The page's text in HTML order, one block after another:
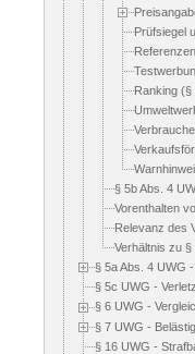
Prüfsiegel
Referenzen
Ranking (§
§ 5b Abs. 4
Vorenthalten
Relevanz des
Verhältnis zu §
§ 5a Abs. 4 UWG
§ 5c UWG -
§ 6 UWG -
§ 7 UWG -
§ 16 UWG -